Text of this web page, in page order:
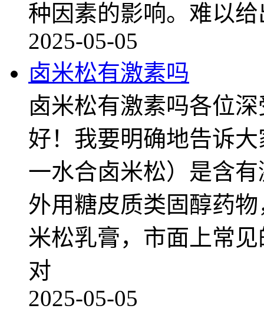
种因素的影响。难以
2025-05-05
卤米松有激素吗
卤米松有激素吗各位
好！我要明确地告诉
一水合卤米松）是含
外用糖皮质类固醇药
米松乳膏，市面上常
对
2025-05-05